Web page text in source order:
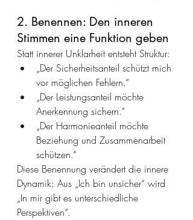
2. Benennen: Den inneren
Stimmen eine Funktion geben
Statt innerer Unklarheit entsteht Struktur:
„Der Sicherheitsanteil schützt mich
vor möglichen Fehlern.“
„Der Leistungsanteil möchte
Anerkennung sichern.“
„Der Harmonieanteil möchte
Beziehung und Zusammenarbeit
schützen.“
Diese Benennung verändert die innere
Dynamik: Aus „Ich bin unsicher“ wird
„In mir gibt es unterschiedliche
Perspektiven“.